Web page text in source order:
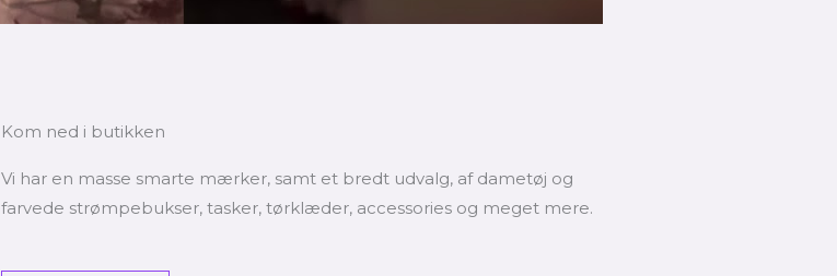
Kom ned i butikken
Vi har en masse smarte mærker, samt et bredt udvalg, af dametøj og
farvede strømpebukser, tasker, tørklæder, accessories og meget mere.